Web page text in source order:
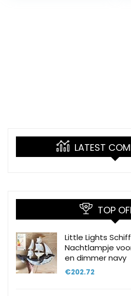
LATEST
TOP
Little Lights
Nachtlampje
en dimmer navy
€202.72